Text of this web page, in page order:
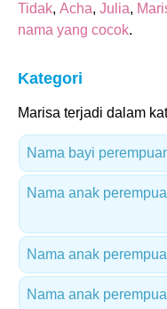
Tidak, Acha, Julia,
nama yang cocok.
Kategori
Marisa terjadi dalam
Nama bayi
Nama anak
Nama anak
Nama anak